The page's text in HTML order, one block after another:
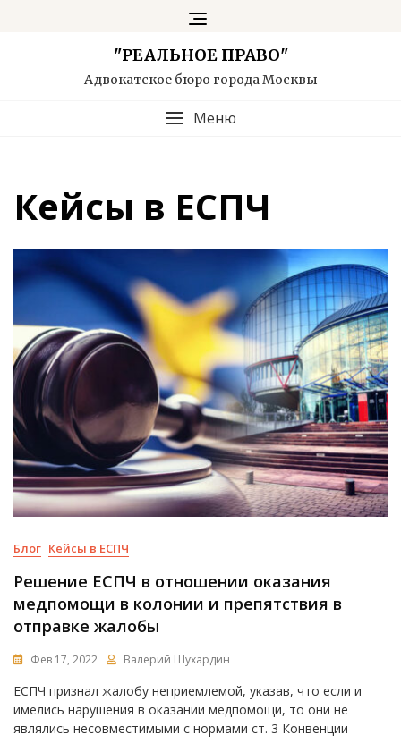
"РЕАЛЬНОЕ ПРАВО"
Адвокатское бюро города Москвы
Меню
Кейсы в ЕСПЧ
Блог Кейсы в ЕСПЧ
Решение ЕСПЧ в отношении оказания
медпомощи в колонии и препятствия в
отправке жалобы
Фев 17, 2022 Валерий Шухардин
ЕСПЧ признал жалобу неприемлемой, указав, что если и
имелись нарушения в оказании медпомощи, то они не
являлись несовместимыми с нормами ст. 3 Конвенции